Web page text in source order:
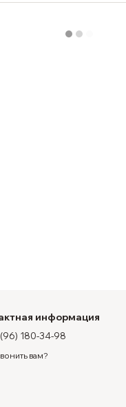
информация
180-34-98
вам?